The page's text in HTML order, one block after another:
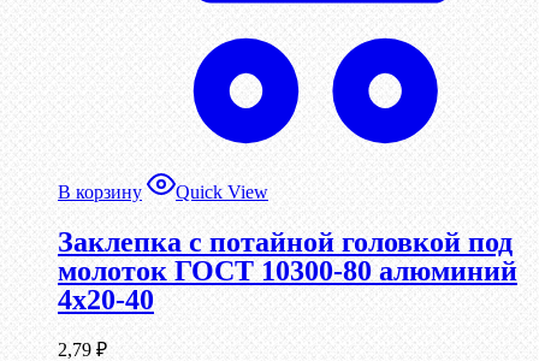
В корзину Quick View
Заклепка с потайной головкой под
молоток ГОСТ 10300-80 алюминий
4х20-40
2,79 ₽